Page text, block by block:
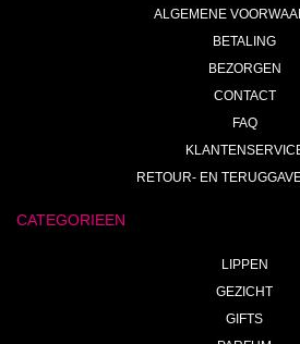
ALGEMENE
BETALING
BEZORGEN
CONTACT
FAQ
RETOUR- EN
CATEGORIEEN
LIPPEN
GEZICHT
GIFTS